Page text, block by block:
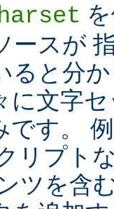
ースが
ると分
に文字
です。
リプト
ツを含